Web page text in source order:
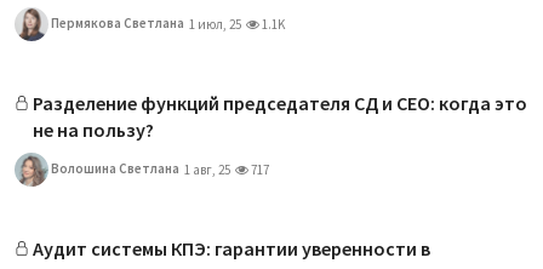
Пермякова Светлана 1 июл, 25 1.1K
Разделение функций председателя СД и CEO: когда это
не на пользу?
Волошина Светлана 1 авг, 25 717
Аудит системы КПЭ: гарантии уверенности в